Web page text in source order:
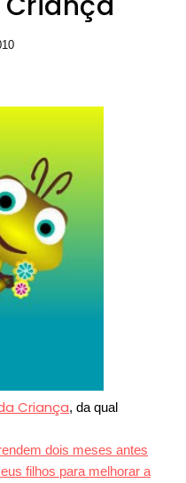
Criança, da qual
dois meses antes
filhos para melhorar a